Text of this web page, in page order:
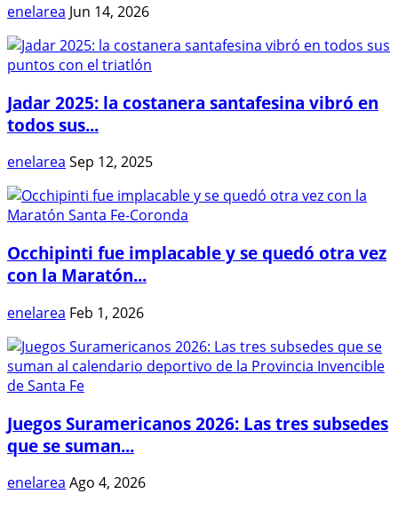
enelarea Jun 14, 2026
Jadar 2025: la costanera santafesina vibró en
todos sus...
enelarea Sep 12, 2025
Occhipinti fue implacable y se quedó otra vez
con la Maratón...
enelarea Feb 1, 2026
Juegos Suramericanos 2026: Las tres subsedes
que se suman...
enelarea Ago 4, 2026